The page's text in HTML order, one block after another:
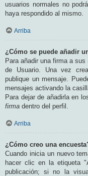
usuarios normales no
haya respondido al mismo.
Arriba
¿Cómo se puede añadir
Para añadir una firma a
de Usuario. Una vez
publique un mensaje.
mensajes activando la
Para dejar de añadirla en
firma dentro del perfil.
Arriba
¿Cómo creo una
Cuando inicia un nuevo
hacer clic en la etiqueta
publicación; si no la